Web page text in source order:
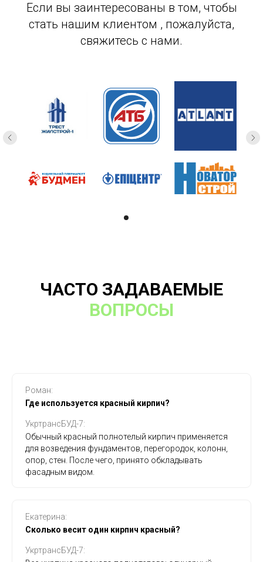
Если вы заинтересованы в том, чтобы
стать нашим клиентом , пожалуйста,
свяжитесь с нами.
ЧАСТО ЗАДАВАЕМЫЕ
ВОПРОСЫ
Роман:
Где используется красный кирпич?
УкртрансБУД-7:
Обычный красный полнотелый кирпич применяется
для возведения фундаментов, перегородок, колонн,
опор, стен. После чего, принято обкладывать
фасадным видом.
Екатерина:
Сколько весит один кирпич красный?
УкртрансБУД-7: